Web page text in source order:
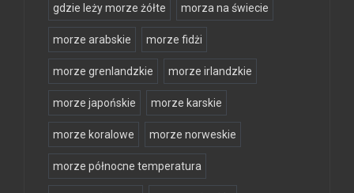
gdzie leży morze żółte morza na świecie
morze arabskie morze fidżi
morze grenlandzkie morze irlandzkie
morze japońskie morze karskie
morze koralowe morze norweskie
morze północne temperatura